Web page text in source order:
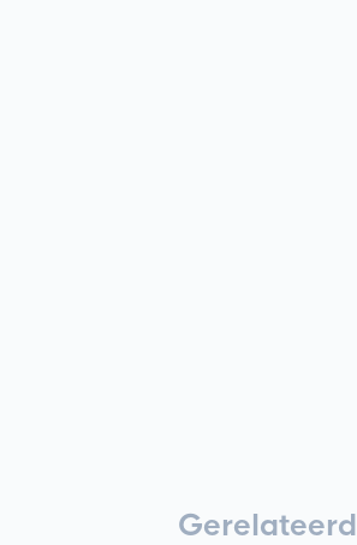
Gerelateerd